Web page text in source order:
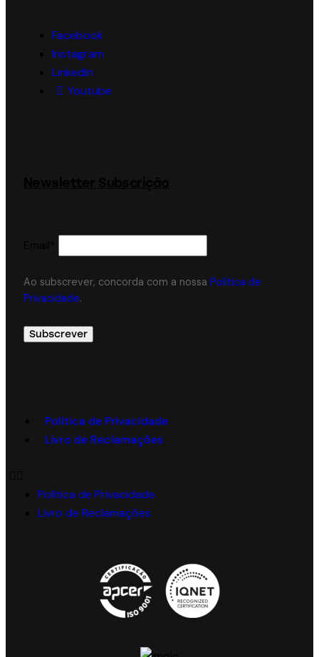
Facebook
Instagram
LinkedIn
Youtube
Ao subscrever, concorda com a nossa Política de
Privacidade.
Política de Privacidade
Livro de Reclamações
Política de Privacidade
Livro de Reclamações